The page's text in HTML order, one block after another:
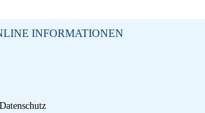
INFORMATIONEN